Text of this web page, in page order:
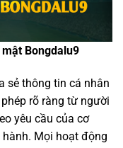
Bongdalu9
sẻ thông tin cá nhân
rõ ràng từ người
yêu cầu của cơ
Mọi hoạt động